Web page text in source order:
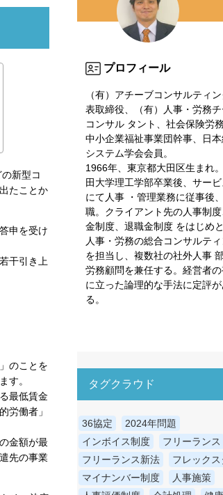
新型コ
たことか
申を受け
干引き上
のことを
す。
最低賃金
労働者」
金額が最
先の事業
プロフィール
（有）アチーブコンサルティ
表取締役、（有）人事・労務
コンサル タント、社会保険労務
中小企業福祉事業団幹事、日
システム学会会員。
1966年、東京都大田区生まれ
田大学理工学部卒業後、サー
にて人事 ・管理業務に従事後
職。クライアント先の人事制
金制度、退職金制度 をはじめ
人事・労務の総合コンサルテ
を担当し、複数社の社外人事
労務顧問を兼任する。経営者
に立った論理的な手法に定評が
る。
タグクラウド
36協定
2024年問題
インボイス制度
フリーランス
フリーランス新法
フレックス
マイナンバー制度
人事施策